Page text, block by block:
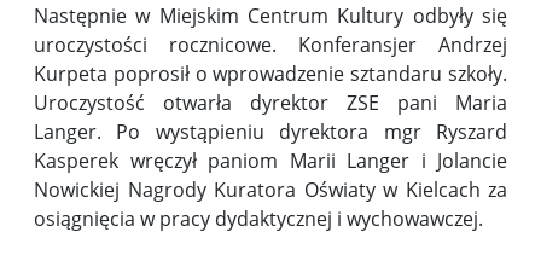
Następnie w Miejskim Centrum Kultury odbyły się
uroczystości rocznicowe. Konferansjer Andrzej
Kurpeta poprosił o wprowadzenie sztandaru szkoły.
Uroczystość otwarła dyrektor ZSE pani Maria
Langer. Po wystąpieniu dyrektora mgr Ryszard
Kasperek wręczył paniom Marii Langer i Jolancie
Nowickiej Nagrody Kuratora Oświaty w Kielcach za
osiągnięcia w pracy dydaktycznej i wychowawczej.